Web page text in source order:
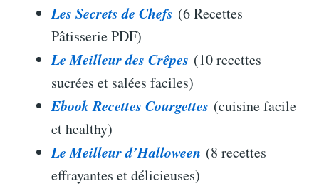
Les Secrets de Chefs (6 Recettes
Pâtisserie PDF)
Le Meilleur des Crêpes (10 recettes
sucrées et salées faciles)
Ebook Recettes Courgettes (cuisine facile
et healthy)
Le Meilleur d’Halloween (8 recettes
effrayantes et délicieuses)